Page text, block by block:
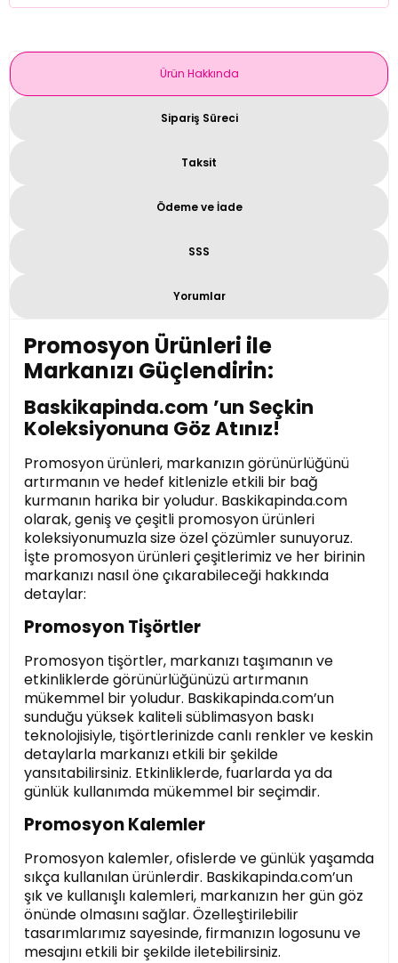
Ürün Hakkında
Sipariş Süreci
Taksit
Ödeme ve İade
SSS
Yorumlar
Promosyon Ürünleri ile
Markanızı Güçlendirin:
Baskikapinda.com ’un Seçkin
Koleksiyonuna Göz Atınız!
Promosyon ürünleri, markanızın görünürlüğünü
artırmanın ve hedef kitlenizle etkili bir bağ
kurmanın harika bir yoludur. Baskikapinda.com
olarak, geniş ve çeşitli promosyon ürünleri
koleksiyonumuzla size özel çözümler sunuyoruz.
İşte promosyon ürünleri çeşitlerimiz ve her birinin
markanızı nasıl öne çıkarabileceği hakkında
detaylar:
Promosyon Tişörtler
Promosyon tişörtler, markanızı taşımanın ve
etkinliklerde görünürlüğünüzü artırmanın
mükemmel bir yoludur. Baskikapinda.com’un
sunduğu yüksek kaliteli süblimasyon baskı
teknolojisiyle, tişörtlerinizde canlı renkler ve keskin
detaylarla markanızı etkili bir şekilde
yansıtabilirsiniz. Etkinliklerde, fuarlarda ya da
günlük kullanımda mükemmel bir seçimdir.
Promosyon Kalemler
Promosyon kalemler, ofislerde ve günlük yaşamda
sıkça kullanılan ürünlerdir. Baskikapinda.com’un
şık ve kullanışlı kalemleri, markanızın her gün göz
önünde olmasını sağlar. Özelleştirilebilir
tasarımlarımız sayesinde, firmanızın logosunu ve
mesajını etkili bir şekilde iletebilirsiniz.